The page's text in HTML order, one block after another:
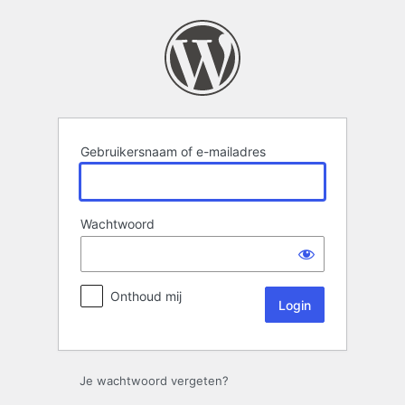
Gebruikersnaam of e-mailadres
Wachtwoord
Onthoud mij
Je wachtwoord vergeten?